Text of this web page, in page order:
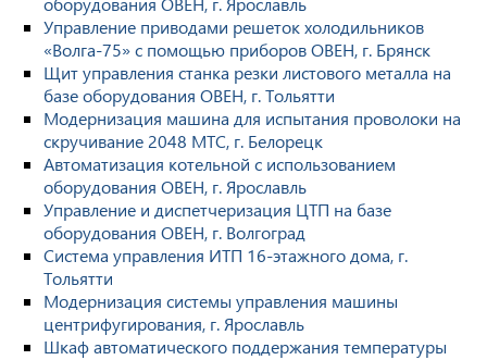
Управление приводами решеток холодильников
«Волга-75» с помощью приборов ОВЕН, г. Брянск
Щит управления станка резки листового металла на
базе оборудования ОВЕН, г. Тольятти
Модернизация машина для испытания проволоки на
скручивание 2048 МТС, г. Белорецк
Автоматизация котельной с использованием
оборудования ОВЕН, г. Ярославль
Управление и диспетчеризация ЦТП на базе
оборудования ОВЕН, г. Волгоград
Система управления ИТП 16-этажного дома, г.
Тольятти
Модернизация системы управления машины
центрифугирования, г. Ярославль
Шкаф автоматического поддержания температуры